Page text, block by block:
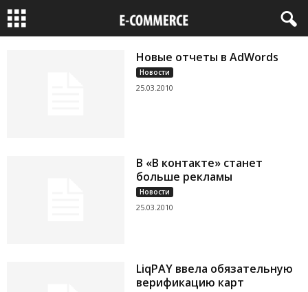
Новые отчеты в AdWords
Новости
25.03.2010
В «В контакте» станет
больше рекламы
Новости
25.03.2010
LiqPAY ввела обязательную
верификацию карт